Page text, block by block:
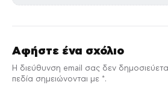
Αφήστε ένα σχόλιο
Η διεύθυνση email σας δεν
πεδία σημειώνονται με *.